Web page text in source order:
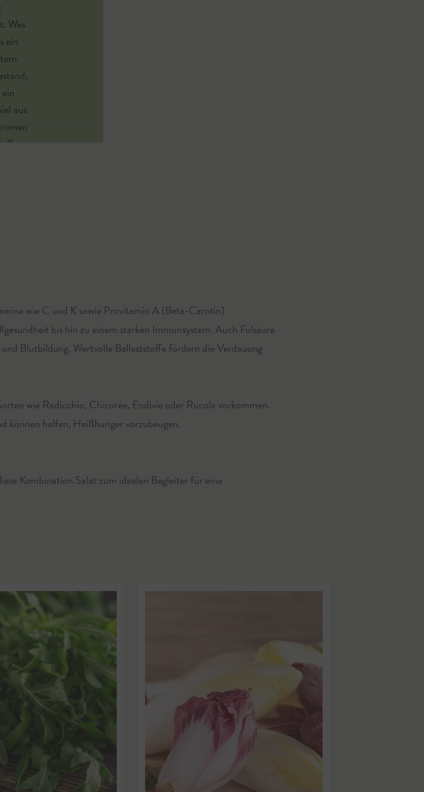
Was
ein
aus
wie C und K sowie Provitamin A (Beta-Carotin)
bis hin zu einem starken Immunsystem. Auch Folsäure
Blutbildung. Wertvolle Ballaststoffe fördern die Verdauung
wie Radicchio, Chicorée, Endivie oder Rucola vorkommen.
können helfen, Heißhunger vorzubeugen.
Kombination Salat zum idealen Begleiter für eine